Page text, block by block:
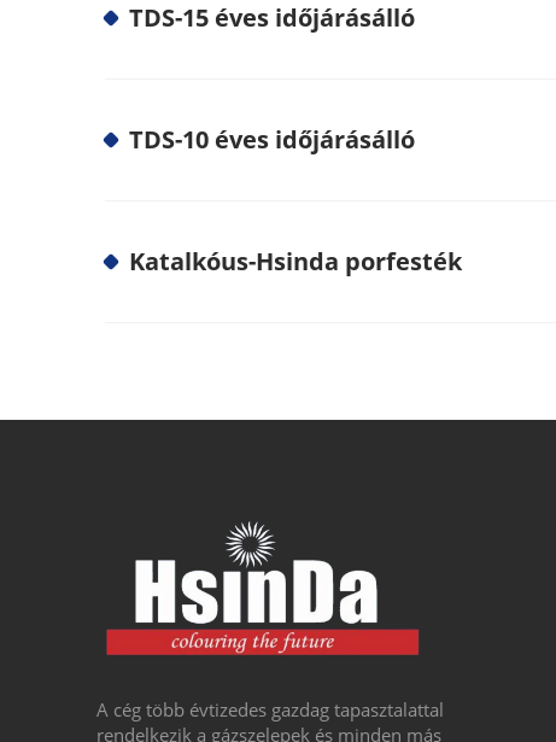
TDS-15 éves időjárásálló
TDS-10 éves időjárásálló
Katalkóus-Hsinda porfesték
A cég több évtizedes gazdag tapasztalattal
rendelkezik a gázszelepek és minden más